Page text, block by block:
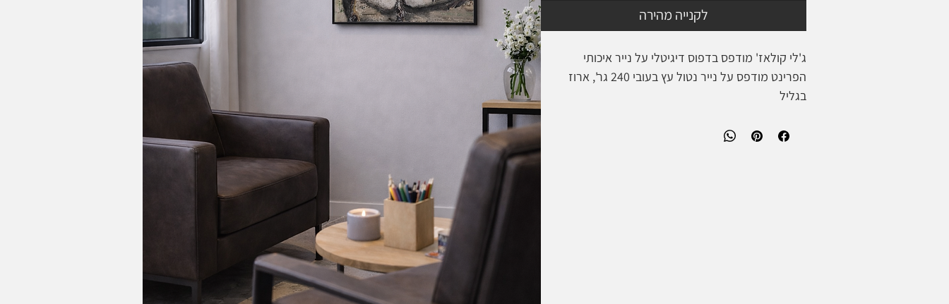
לקנייה מהירה
ג'לי קולאז' מודפס בדפוס דיגיטלי על נייר איכותי
הפרינט מודפס על נייר נטול עץ בעובי 240 גר', ארוז
בגליל
* ייתכנו הבדלי צבע בין מסך למציאות *